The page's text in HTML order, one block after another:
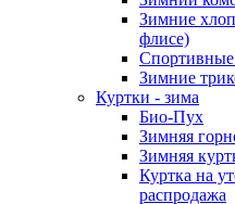
Зимние
флисе)
Спортивные
Зимние
Куртки - зима
Био-Пух
Зимняя
Зимняя
Куртка на
распродажа